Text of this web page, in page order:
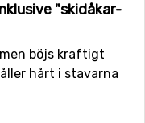
"skidåkar­
böjs kraftigt
hårt i stavarna